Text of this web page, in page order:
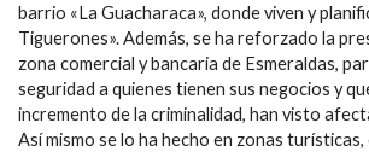
barrio «La Guacharaca», donde viven y
Tiguerones». Además, se ha reforzado la
zona comercial y bancaria de Esmeraldas,
seguridad a quienes tienen sus negocios y
incremento de la criminalidad, han visto
Así mismo se lo ha hecho en zonas